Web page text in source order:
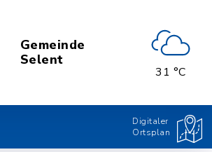
Gemeinde
Selent
31 °C
Digitaler
Ortsplan